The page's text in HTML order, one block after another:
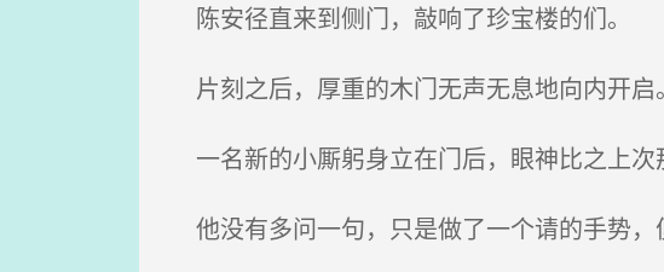
陈安径直来到侧门，敲响了珍宝楼的们。
片刻之后，厚重的木门无声无息地向内开启。
一名新的小厮躬身立在门后，眼神比之上次
他没有多问一句，只是做了一个请的手势，